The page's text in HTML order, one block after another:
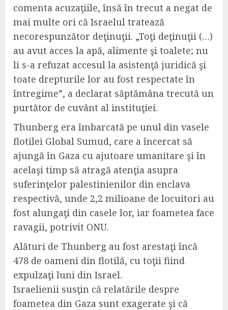
comenta acuzaţiile, însă în trecut a negat de
mai multe ori că Israelul tratează
necorespunzător deţinuţii. „Toţi deţinuţii (…)
au avut acces la apă, alimente şi toalete; nu
li s-a refuzat accesul la asistenţă juridică şi
toate drepturile lor au fost respectate în
întregime”, a declarat săptămâna trecută un
purtător de cuvânt al instituţiei.
Thunberg era îmbarcată pe unul din vasele
flotilei Global Sumud, care a încercat să
ajungă în Gaza cu ajutoare umanitare şi în
acelaşi timp să atragă atenţia asupra
suferinţelor palestinienilor din enclava
respectivă, unde 2,2 milioane de locuitori au
fost alungaţi din casele lor, iar foametea face
ravagii, potrivit ONU.
Alături de Thunberg au fost arestaţi încă
478 de oameni din flotilă, cu toţii fiind
expulzaţi luni din Israel.
Israelienii susţin că relatările despre
foametea din Gaza sunt exagerate şi că